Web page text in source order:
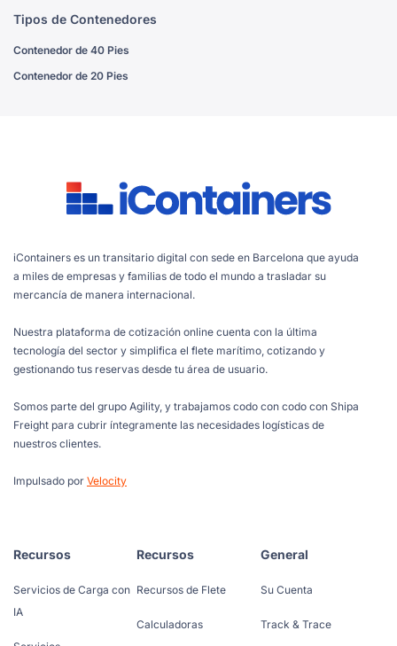
Tipos de Contenedores
Contenedor de 40 Pies
Contenedor de 20 Pies
iContainers es un transitario digital con sede en Barcelona que ayuda
a miles de empresas y familias de todo el mundo a trasladar su
mercancía de manera internacional.
Nuestra plataforma de cotización online cuenta con la última
tecnología del sector y simplifica el flete marítimo, cotizando y
gestionando tus reservas desde tu área de usuario.
Somos parte del grupo Agility, y trabajamos codo con codo con Shipa
Freight para cubrir íntegramente las necesidades logísticas de
nuestros clientes.
Impulsado por Velocity
Recursos
Servicios de Carga con
IA
Recursos
Recursos de Flete
Calculadoras
General
Su Cuenta
Track & Trace